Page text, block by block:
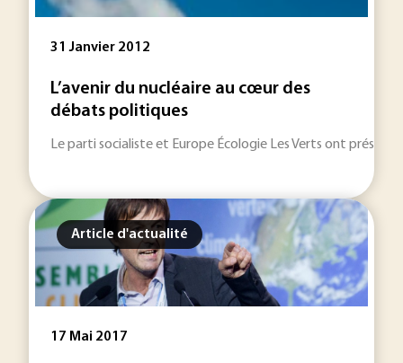
31 Janvier 2012
L’avenir du nucléaire au cœur des
débats politiques
Le parti socialiste et Europe Écologie Les Verts ont
Article d'actualité
17 Mai 2017